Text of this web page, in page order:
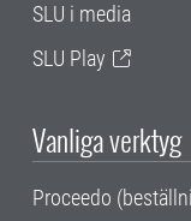
SLU i media
SLU Play
Vanliga verktyg
Proceedo